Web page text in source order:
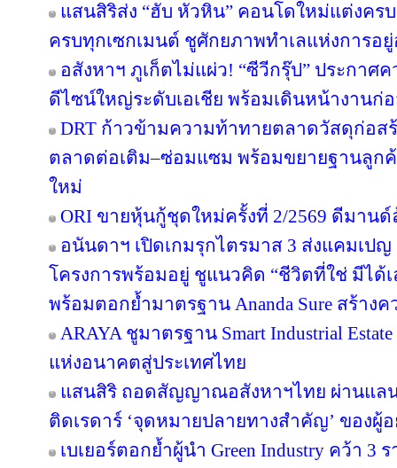
แสนสิริส่ง “ฮับ หัวหิน” คอนโดใหม่แต่งคร
ครบทุกเซกเมนต์ ชูศักยภาพทำเลแห่งการอ
อสังหาฯ ภูเก็ตไม่แผ่ว! “ซีวีกรุ๊ป” ประกาศค
ดีไซน์ใหญ่ระดับเอเชีย พร้อมเดินหน้างานก่อ
DRT ก้าวข้ามความท้าทายตลาดวัสดุก่อสร้
ตลาดต่อเติม–ซ่อมแซม พร้อมขยายฐานลูก
ใหม่
ORI ขายหุ้นกู้ชุดใหม่ครั้งที่ 2/2569 ดีมาน
อนันดาฯ เปิดเกมรุกไตรมาส 3 ส่งแคมเปญ
โครงการพร้อมอยู่ ชูแนวคิด “ชีวิตที่ใช่ มีได้
พร้อมตอกย้ำมาตรฐาน Ananda Sure สร้าง
ARAYA ชูมาตรฐาน Smart Industrial
แห่งอนาคตสู่ประเทศไทย
แสนสิริ ถอดสัญญาณอสังหาฯไทย ผ่านแล
ติดเรดาร์ ‘จุดหมายปลายทางสำคัญ’ ของผู้
เบเยอร์ตอกย้ำผู้นำ Green Industry คว้า 3